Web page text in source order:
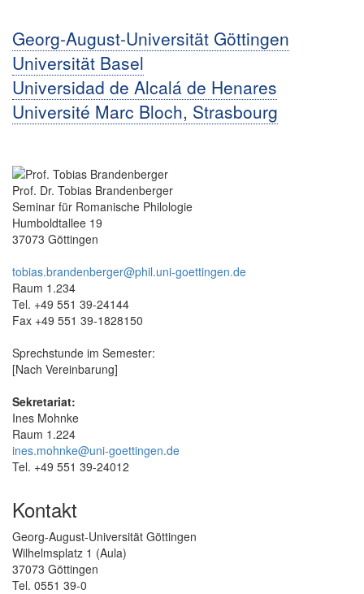
Georg-August-Universität Göttingen
Universität Basel
Universidad de Alcalá de Henares
Université Marc Bloch, Strasbourg
Prof. Dr. Tobias Brandenberger
Seminar für Romanische Philologie
Humboldtallee 19
37073 Göttingen
tobias.brandenberger@phil.uni-goettingen.de
Raum 1.234
Tel. +49 551 39-24144
Fax +49 551 39-1828150
Sprechstunde im Semester:
[Nach Vereinbarung]
Sekretariat:
Ines Mohnke
Raum 1.224
ines.mohnke@uni-goettingen.de
Tel. +49 551 39-24012
Kontakt
Georg-August-Universität Göttingen
Wilhelmsplatz 1 (Aula)
37073 Göttingen
Tel. 0551 39-0